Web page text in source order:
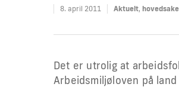
8. april 2011 Aktuelt,
Det er utrolig at
Arbeidsmiljøloven på